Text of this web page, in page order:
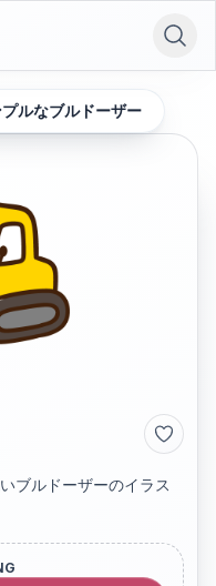
ルなブルドーザー
ブルドーザーのイラス